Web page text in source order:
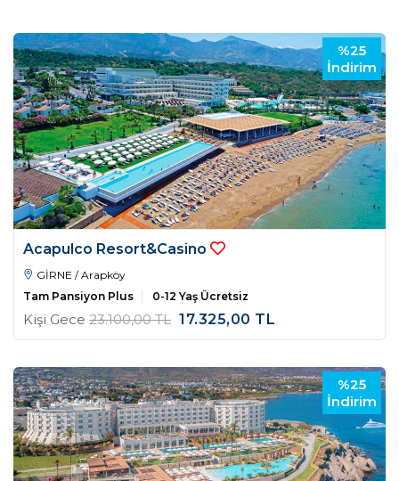
%25
İndirim
Acapulco Resort&Casino
GİRNE / Arapköy
Tam Pansiyon Plus
0-12 Yaş Ücretsiz
Kişi Gece 23.100,00TL 17.325,00 TL
%25
İndirim